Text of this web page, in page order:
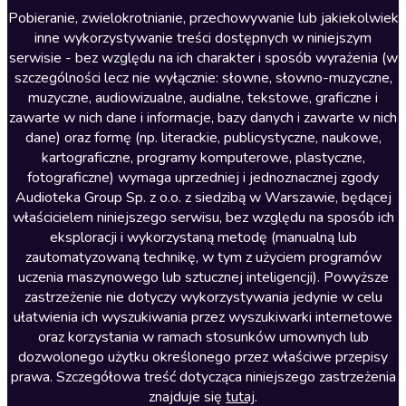
Literatura anglojęzyczna
Literatura faktu
Literatura obyczajowa
Literatura piękna obca
Literatura piękna polska
Nagrania relaksacyjne
Nauka języków
Nauki humanistyczne
Podcasty i audycje
Polityka
Prasa
Religia
Romans
Pobieranie, zwielokrotnianie, przechowywanie lub jakiekolwiek
inne wykorzystywanie treści dostępnych w niniejszym
serwisie - bez względu na ich charakter i sposób wyrażenia (w
szczególności lecz nie wyłącznie: słowne, słowno-muzyczne,
muzyczne, audiowizualne, audialne, tekstowe, graficzne i
zawarte w nich dane i informacje, bazy danych i zawarte w nich
dane) oraz formę (np. literackie, publicystyczne, naukowe,
kartograficzne, programy komputerowe, plastyczne,
fotograficzne) wymaga uprzedniej i jednoznacznej zgody
Audioteka Group Sp. z o.o. z siedzibą w Warszawie, będącej
właścicielem niniejszego serwisu, bez względu na sposób ich
eksploracji i wykorzystaną metodę (manualną lub
zautomatyzowaną technikę, w tym z użyciem programów
uczenia maszynowego lub sztucznej inteligencji). Powyższe
zastrzeżenie nie dotyczy wykorzystywania jedynie w celu
ułatwienia ich wyszukiwania przez wyszukiwarki internetowe
oraz korzystania w ramach stosunków umownych lub
dozwolonego użytku określonego przez właściwe przepisy
prawa. Szczegółowa treść dotycząca niniejszego zastrzeżenia
znajduje się tutaj.